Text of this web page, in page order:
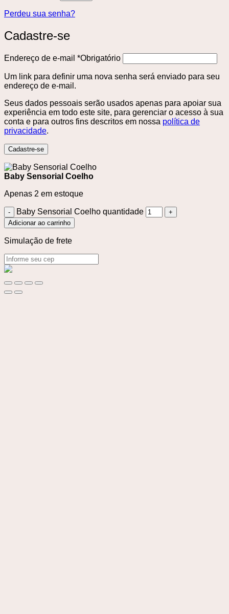
Perdeu sua senha?
Cadastre-se
Endereço de e-mail *Obrigatório
Um link para definir uma nova senha será enviado para seu
endereço de e-mail.
Seus dados pessoais serão usados ​​apenas para apoiar sua
experiência em todo este site, para gerenciar o acesso à sua
conta e para outros fins descritos em nossa política de
privacidade.
Cadastre-se
Baby Sensorial Coelho
Apenas 2 em estoque
Baby Sensorial Coelho quantidade
Adicionar ao carrinho
Simulação de frete